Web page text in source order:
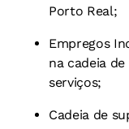
Porto Real;
Empregos
na cadeia
serviços;
Cadeia de